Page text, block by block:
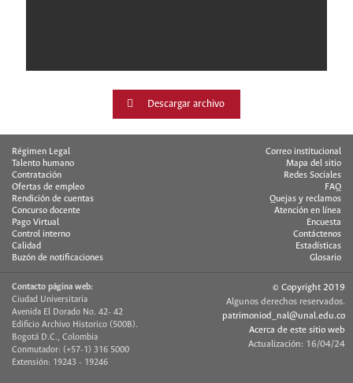
Descargar archivo
Régimen Legal
Talento humano
Contratación
Ofertas de empleo
Rendición de cuentas
Concurso docente
Pago Virtual
Control interno
Calidad
Buzón de notificaciones
Correo institucional
Mapa del sitio
Redes Sociales
FAQ
Quejas y reclamos
Atención en línea
Encuesta
Contáctenos
Estadísticas
Glosario
Contacto página web:
Ciudad Universitaria
Avenida El Dorado No. 42- 42
Edificio Archivo Historico (500B).
Bogotá D.C., Colombia
Conmutador: (+57-1) 316 5000
Extensión: 19243 - 19246
© Copyright 2019
Algunos derechos reservados.
patrimoniod_nal@unal.edu.co
Acerca de este sitio web
Actualización: 16/04/24